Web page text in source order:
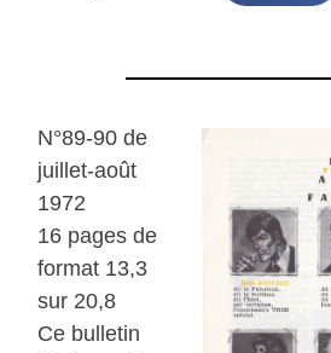
N°89-90 de
juillet-août
1972
16 pages de
format 13,3
sur 20,8
Ce bulletin